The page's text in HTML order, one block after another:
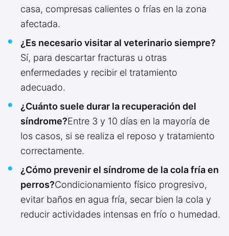
casa, compresas calientes o frías en la zona
afectada.
¿Es necesario visitar al veterinario siempre?
Sí, para descartar fracturas u otras
enfermedades y recibir el tratamiento
adecuado.
¿Cuánto suele durar la recuperación del
síndrome?Entre 3 y 10 días en la mayoría de
los casos, si se realiza el reposo y tratamiento
correctamente.
¿Cómo prevenir el síndrome de la cola fría en
perros?Condicionamiento físico progresivo,
evitar baños en agua fría, secar bien la cola y
reducir actividades intensas en frío o humedad.